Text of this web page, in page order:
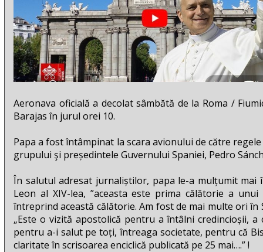
Aeronava oficială a decolat sâmbătă de la Roma /
Barajas în jurul orei 10.
Papa a fost întâmpinat la scara avionului de către
grupului şi președintele Guvernului Spaniei, Pedro
În salutul adresat jurnaliștilor, papa le-a mulțumit
Leon al XIV-lea, ”aceasta este prima călătorie a
întreprind această călătorie. Am fost de mai multe ori
„Este o vizită apostolică pentru a întâlni credincioșii,
pentru a-i salut pe toți, întreaga societate, pentru că
claritate în scrisoarea enciclică publicată pe 25 mai….” !